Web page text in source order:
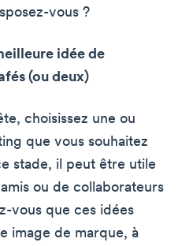
vous ?
idée de
(ou deux)
choisissez une ou
que vous souhaitez
stade, il peut être utile
ou de collaborateurs
vous que ces idées
image de marque, à